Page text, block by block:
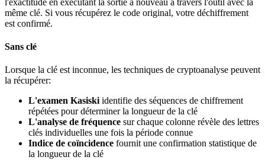
même clé. Si vous récupérez le code original, votre déchiffrement
est confirmé.
Sans clé
Lorsque la clé est inconnue, les techniques de cryptoanalyse peuvent
la récupérer:
L'examen Kasiskiidentifie des séquences de chiffrement
répétées pour déterminer la longueur de la clé
L'analyse de fréquence sur chaque colonne révèle des lettres
clés individuelles une fois la période connue
Indice de coïncidence fournit une confirmation statistique de
la longueur de la clé